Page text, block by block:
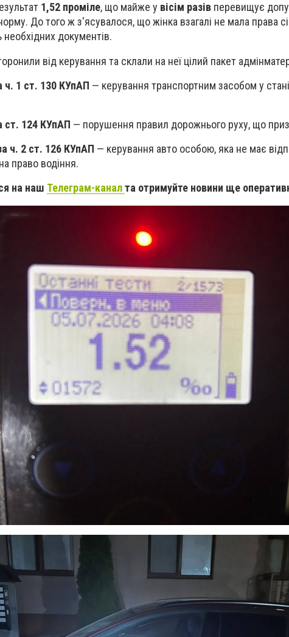
1,52 проміле, що майже у вісім разів перевищує
До того ж з'ясувалося, що жінка взагалі не мала права
необхідних документів.
від керування та склали на неї цілий пакет
ч. 1 ст. 130 КУпАП — керування транспортним засобом у
ст. 124 КУпАП — порушення правил дорожнього руху, що
ч. 2 ст. 126 КУпАП — керування авто особою, яка не має
право водіння.
на наш Телеграм-каналта отримуйте новини ще